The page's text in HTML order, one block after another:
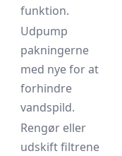
funktion.
Udpump
pakningerne
med nye for at
forhindre
vandspild.
Rengør eller
udskift filtrene